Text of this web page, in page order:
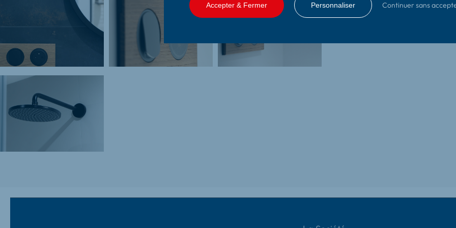
Accepter & Fermer Continuer sans
Personnaliser